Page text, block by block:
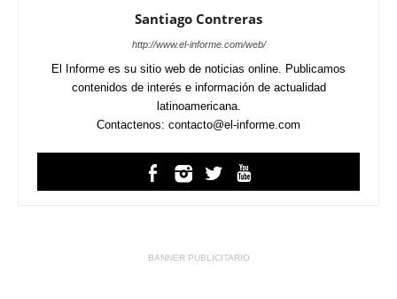
Santiago Contreras
http://www.el-informe.com/web/
El Informe es su sitio web de noticias online. Publicamos
contenidos de interés e información de actualidad
latinoamericana.
Contactenos: contacto@el-informe.com
BANNER PUBLICITARIO